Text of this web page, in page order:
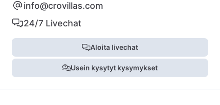
info@crovillas.com
24/7 Livechat
Aloita livechat
Usein kysytyt kysymykset